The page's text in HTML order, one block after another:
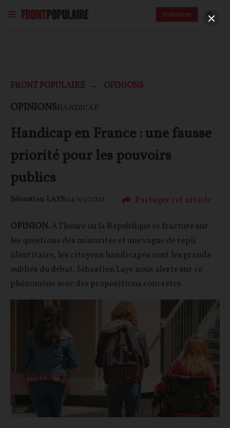
S'abonner
FRONT POPULAIRE OPINIONS
OPINIONSHANDICAP
Handicap en France : une fausse
priorité pour les pouvoirs
publics
Sébastien LAYE04/03/2021 Partager cet article
OPINION.A l’heure où la République se fracture sur
les questions des minorités et une vague de repli
identitaire, les citoyens handicapés sont les grands
oubliés du débat. Sébastien Laye nous alerte sur ce
phénomène avec des propositions concrètes.